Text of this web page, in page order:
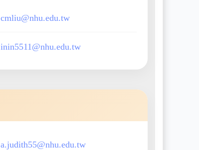
cmliu@nhu.edu.tw
inin5511@nhu.edu.tw
a.judith55@nhu.edu.tw